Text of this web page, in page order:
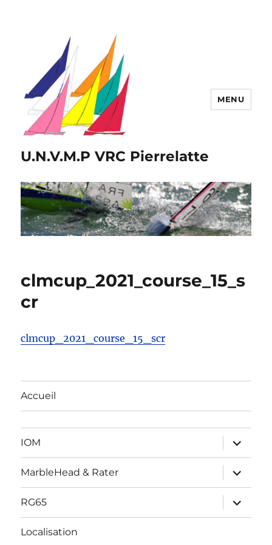
U.N.V.M.P VRC Pierrelatte
MENU
clmcup_2021_course_15_s
cr
clmcup_2021_course_15_scr
Accueil
IOM
ouvrir
le
sous-
menu
MarbleHead & Rater
ouvrir
le
sous-
menu
RG65
ouvrir
le
sous-
Localisation